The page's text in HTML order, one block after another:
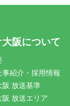
大阪について
事紹介・採用情報
阪 放送基準
阪 放送エリア